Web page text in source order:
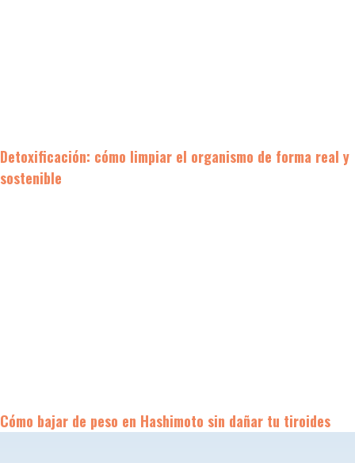
Detoxificación: cómo limpiar el organismo de forma real y
sostenible
Cómo bajar de peso en Hashimoto sin dañar tu tiroides